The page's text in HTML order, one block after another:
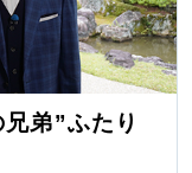
弟”ふたり